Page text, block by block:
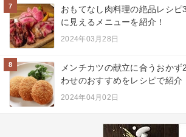
7
おもてなし肉料理の絶品レシ
に見えるメニューを紹介！
2024年03月28日
8
メンチカツの献立に合うおか
わせのおすすめをレシピで紹介
2024年04月02日